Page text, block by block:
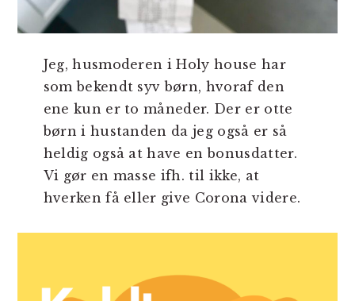
Jeg, husmoderen i Holy house har
som bekendt syv børn, hvoraf den
ene kun er to måneder. Der er otte
børn i hustanden da jeg også er så
heldig også at have en bonusdatter.
Vi gør en masse ifh. til ikke, at
hverken få eller give Corona videre.